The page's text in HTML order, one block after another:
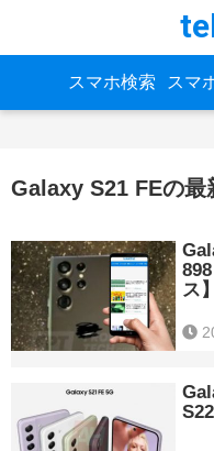
スマホ検索 スマ
Galaxy S21 FEの最
ス】